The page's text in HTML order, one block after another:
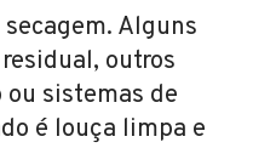
Alguns
outros
sistemas de
é louça limpa e